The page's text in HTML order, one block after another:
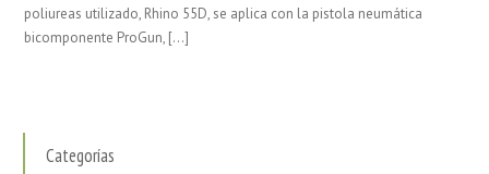
poliureas utilizado, Rhino 55D, se aplica con la pistola neumática
bicomponente ProGun, […]
Categorías